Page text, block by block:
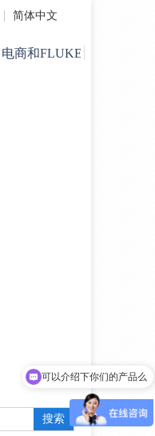
简体中文
电商和FLUKE
搜索
可以介绍下你们的产品么